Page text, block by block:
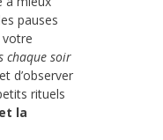
pauses
chaque soir
d’observer
rituels
la